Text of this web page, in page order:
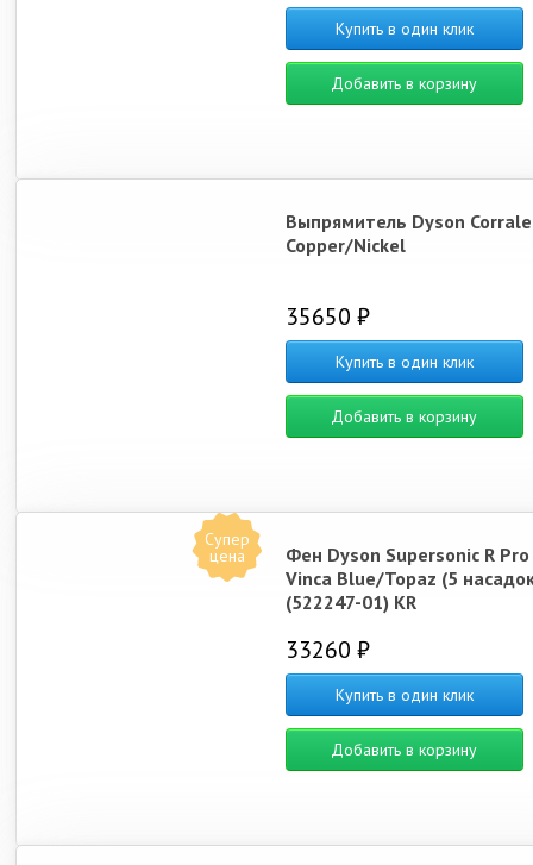
Купить в один клик
Добавить в корзину
Выпрямитель Dyson Corrale
Copper/Nickel
35650 ₽
Купить в один клик
Добавить в корзину
Супер
цена
Фен Dyson Supersonic R Pro
Vinca Blue/Topaz (5
(522247-01) KR
33260 ₽
Купить в один клик
Добавить в корзину